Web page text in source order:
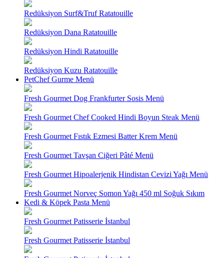
Redüksiyon Surf&Truf Ratatouille
Redüksiyon Dana Ratatouille
Redüksiyon Hindi Ratatouille
Redüksiyon Kuzu Ratatouille
PetChef Gurme Menü
Fresh Gourmet Dog Frankfurter Sosis Menü
Fresh Gourmet Chef Cooked Hindi Boyun Steak Menü
Fresh Gourmet Fıstık Ezmesi Batter Krem Menü
Fresh Gourmet Tavşan Ciğeri Pâté Menü
Fresh Gourmet Hipoalerjenik Hindistan Cevizi Yağı Menü
Fresh Gourmet Norveç Somon Yağı 450 ml Soğuk Sıkım
Kedi & Köpek Pasta Menü
Fresh Gourmet Patisserie İstanbul
Fresh Gourmet Patisserie İstanbul